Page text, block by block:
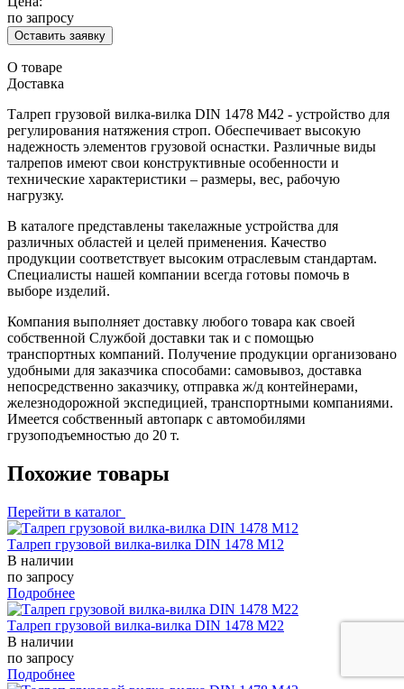
по запросу
Оставить заявку
О товаре
Доставка
Талреп грузовой вилка-вилка DIN 1478 М42 - устройство для
регулирования натяжения строп. Обеспечивает высокую
надежность элементов грузовой оснастки. Различные виды
талрепов имеют свои конструктивные особенности и
технические характеристики – размеры, вес, рабочую
нагрузку.
В каталоге представлены такелажные устройства для
различных областей и целей применения. Качество
продукции соответствует высоким отраслевым стандартам.
Специалисты нашей компании всегда готовы помочь в
выборе изделий.
Компания выполняет доставку любого товара как своей
собственной Службой доставки так и с помощью
транспортных компаний. Получение продукции организовано
удобными для заказчика способами: самовывоз, доставка
непосредственно заказчику, отправка ж/д контейнерами,
железнодорожной экспедицией, транспортными компаниями.
Имеется собственный автопарк с автомобилями
грузоподъемностью до 20 т.
Похожие товары
Перейти в каталог
Талреп грузовой вилка-вилка DIN 1478 М12
В наличии
по запросу
Подробнее
Талреп грузовой вилка-вилка DIN 1478 М22
В наличии
по запросу
Подробнее